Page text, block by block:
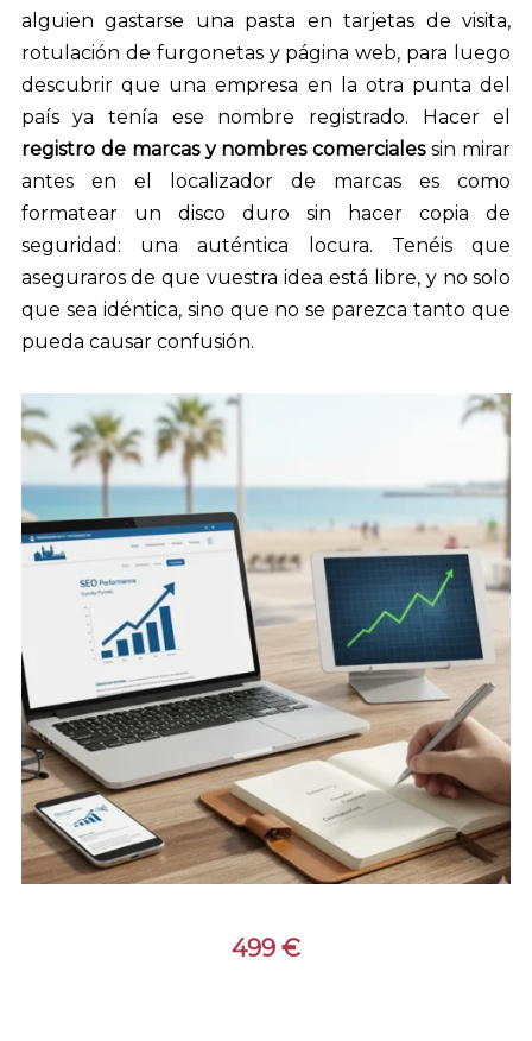
alguien gastarse una pasta en tarjetas de visita,
rotulación de furgonetas y página web, para luego
descubrir que una empresa en la otra punta del
país ya tenía ese nombre registrado. Hacer el
registro de marcas y nombres comercialessin mirar
antes en el localizador de marcas es como
formatear un disco duro sin hacer copia de
seguridad: una auténtica locura. Tenéis que
aseguraros de que vuestra idea está libre, y no solo
que sea idéntica, sino que no se parezca tanto que
pueda causar confusión.
499 €